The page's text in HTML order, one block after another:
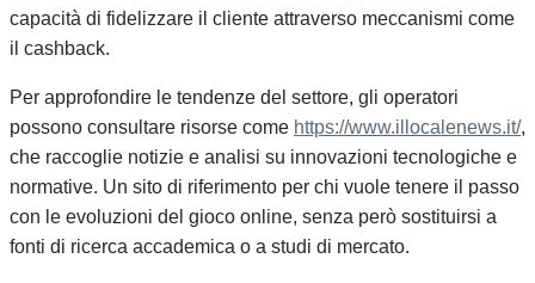
capacità di fidelizzare il cliente attraverso meccanismi come
il cashback.
Per approfondire le tendenze del settore, gli operatori
possono consultare risorse come https://www.illocalenews.it/,
che raccoglie notizie e analisi su innovazioni tecnologiche e
normative. Un sito di riferimento per chi vuole tenere il passo
con le evoluzioni del gioco online, senza però sostituirsi a
fonti di ricerca accademica o a studi di mercato.